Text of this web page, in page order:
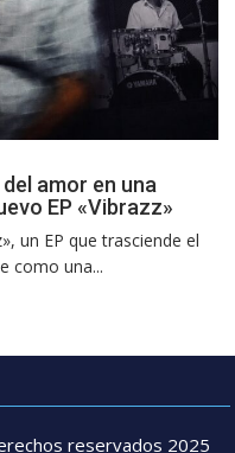
amor en una
EP «Vibrazz»
un EP que trasciende el
como una...
reservados 2025